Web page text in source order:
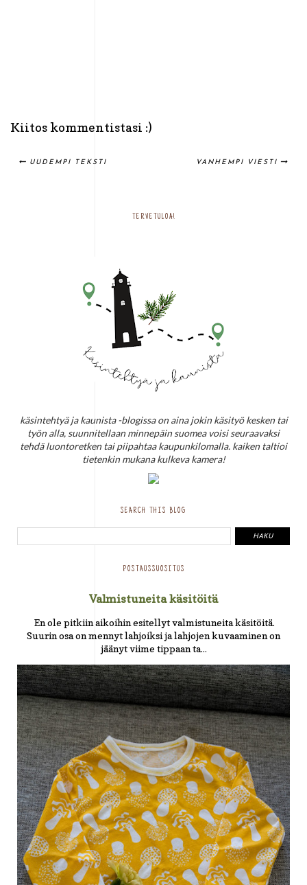
Kiitos kommentistasi :)
UUDEMPI TEKSTI VANHEMPI VIESTI
TERVETULOA!
käsintehtyä ja kaunista -blogissa on aina jokin käsityö kesken tai
työn alla, suunnitellaan minnepäin suomea voisi seuraavaksi
tehdä luontoretken tai piipahtaa kaupunkilomalla. kaiken taltioi
tietenkin mukana kulkeva kamera!
SEARCH THIS BLOG
POSTAUSSUOSITUS
Valmistuneita käsitöitä
En ole pitkiin aikoihin esitellyt valmistuneita käsitöitä.
Suurin osa on mennyt lahjoiksi ja lahjojen kuvaaminen on
jäänyt viime tippaan ta...